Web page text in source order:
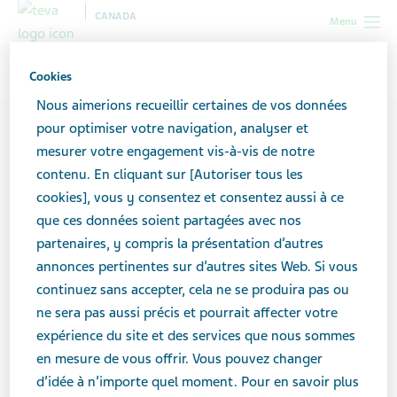
Menu
CANADA
Canada
Cookies
Nous aimerions recueillir certaines de vos données
pour optimiser votre navigation, analyser et
mesurer votre engagement vis-à-vis de notre
contenu. En cliquant sur [Autoriser tous les
cookies], vous y consentez et consentez aussi à ce
que ces données soient partagées avec nos
partenaires, y compris la présentation d’autres
annonces pertinentes sur d’autres sites Web. Si vous
continuez sans accepter, cela ne se produira pas ou
ne sera pas aussi précis et pourrait affecter votre
expérience du site et des services que nous sommes
en mesure de vous offrir. Vous pouvez changer
d’idée à n’importe quel moment. Pour en savoir plus